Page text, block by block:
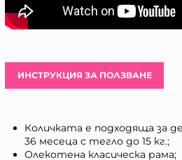
ИНСТРУКЦИЯ ЗА ПОЛЗВАНЕ
Количката е подходяща за
36 месеца с тегло до 15 кг.;
Олекотена класическа рама;